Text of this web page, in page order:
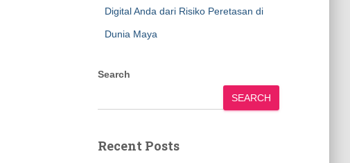
Digital Anda dari Risiko Peretasan di
Dunia Maya
Search
SEARCH
Recent Posts